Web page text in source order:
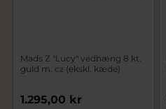
Mads Z "Lucy" vedhæng 8 kt.
guld m. cz (ekskl. kæde)
1.295,00 kr